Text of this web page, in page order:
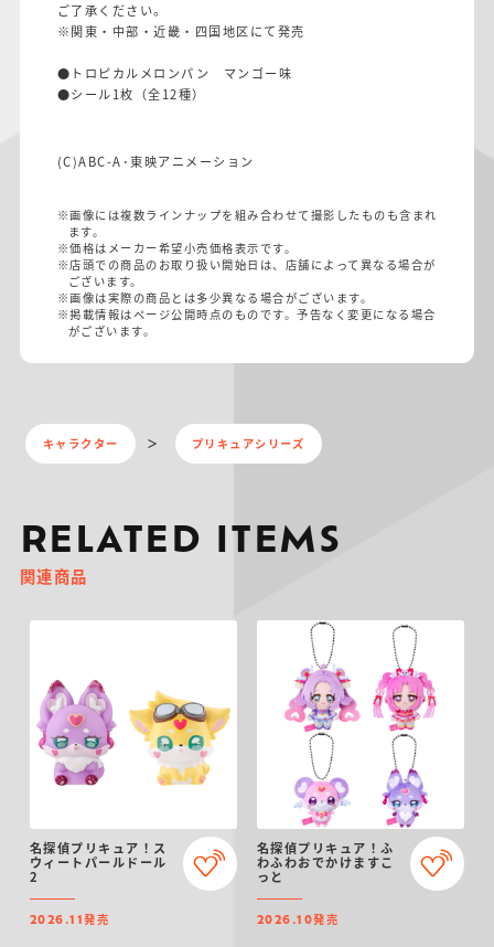
ご了承ください。
※関東・中部・近畿・四国地区にて発売
●トロピカルメロンパン マンゴー味
●シール1枚（全12種）
(C)ABC-A･東映アニメーション
※画像には複数ラインナップを組み合わせて撮影したものも含まれ
ます。
※価格はメーカー希望小売価格表示です。
※店頭での商品のお取り扱い開始日は、店舗によって異なる場合が
ございます。
※画像は実際の商品とは多少異なる場合がございます。
※掲載情報はページ公開時点のものです。予告なく変更になる場合
がございます。
キャラクター プリキュアシリーズ
RELATED ITEMS
関連商品
名探偵プリキュア！ス
ウィートパールドール
2
2026.11発売
名探偵プリキュア！ふ
わふわおでかけますこ
っと
2026.10発売